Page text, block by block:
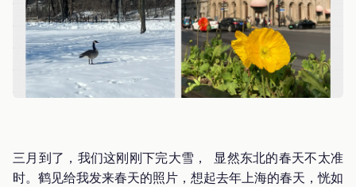
三月到了，我们这刚刚下完大雪， 显然东北的春天不太准
时。鹤见给我发来春天的照片，想起去年上海的春天，恍如